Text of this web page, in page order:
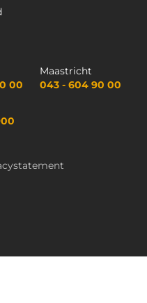
00
Maastricht
043 - 604 90 00